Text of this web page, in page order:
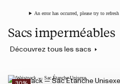
An error has occurred, please try to
Sacs imperméables
Découvrez tous les sacs
Waistpack — Sac Étanche Unisexe